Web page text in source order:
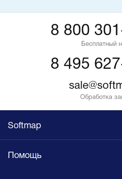
8 800
Бесплатный
8 495
Обработка
Softmap
Помощь